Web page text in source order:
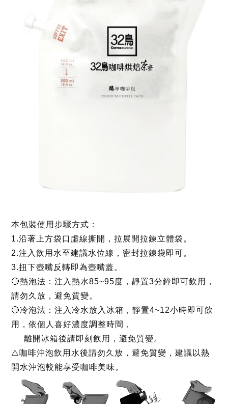
本包裝使用步驟方式：
1.沿著上方袋口虛線撕開，拉展開拉鍊立體袋。
2.注入飲用水至建議水位線，密封拉鍊袋即可。
3.扭下壺嘴反轉即為壺嘴蓋。
🔴熱泡法：注入熱水85~95度，靜置3分鐘即可飲用，
請勿久放，避免質變。
🔴冷泡法：注入冷水放入冰箱，靜置4~12小時即可飲
用，依個人喜好濃度調整時間，
離開冰箱後請即刻飲用，避免質變。
⚠️咖啡沖泡飲用水後請勿久放，避免質變，建議以熱
開水沖泡較能享受咖啡美味。